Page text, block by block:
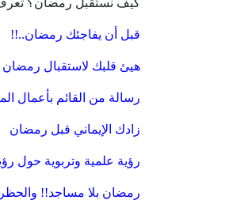
كيف نستقبل رمضان؟
قبل أن يفاجئك رمضان..!!
هيئ قلبك لاستقبال رمضان
رسالة من القائم بأعمال
زادك الإيماني قبل رمضان
رؤية علمية وتربوية حول
رمضان بلا مساجد!!